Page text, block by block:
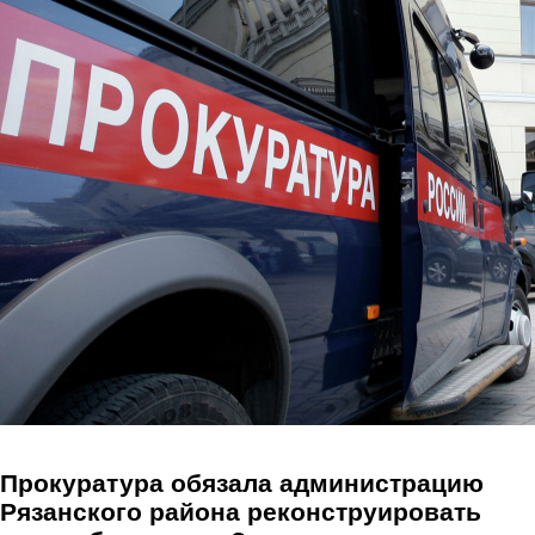
Перейти к основному содержанию
Прокуратура обязала администрацию
Рязанского района реконструировать